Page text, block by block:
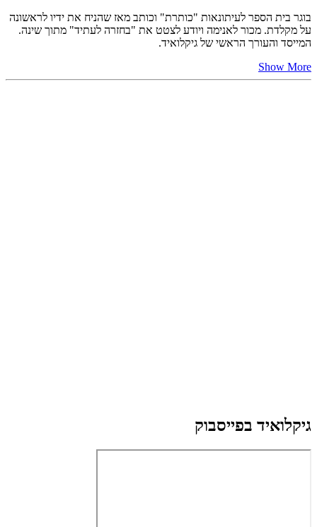
בוגר בית הספר לעיתונאות "כותרת" וכותב מאז שהניח את ידיו לראשונה
על מקלדת. מכור לאנימה ויודע לצטט את "בחזרה לעתיד" מתוך שינה.
המייסד והעורך הראשי של גיקלואיד.
Show More
גיקלואיד בפייסבוק